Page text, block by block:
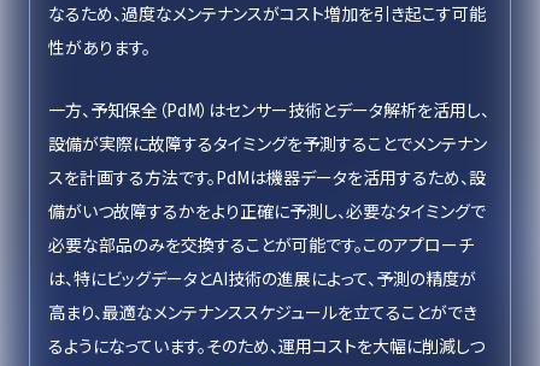
なるため、過度なメンテナンスがコスト増加を引き起こす可能
性があります。
一方、予知保全（PdM）はセンサー技術とデータ解析を活用し、
設備が実際に故障するタイミングを予測することでメンテナン
スを計画する方法です。PdMは機器データを活用するため、設
備がいつ故障するかをより正確に予測し、必要なタイミングで
必要な部品のみを交換することが可能です。このアプローチ
は、特にビッグデータとAI技術の進展によって、予測の精度が
高まり、最適なメンテナンススケジュールを立てることができ
るようになっています。そのため、運用コストを大幅に削減しつ